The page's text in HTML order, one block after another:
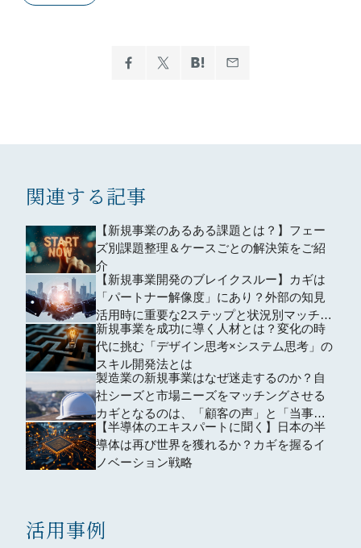
関連する記事
【新規事業のあるある課題とは？】フェー
ズ別課題整理＆ケースごとの解決策をご紹
介
【新規事業開発のブレイクスルー】カギは
「パートナー解像度」にあり？外部の知見
活用時に重要な2ステップと状況別マッチン
グ術
新規事業を成功に導く人材とは？変化の時
代に挑む「デザイン思考×システム思考」の
スキル開発法とは
製造業の新規事業はなぜ迷走するのか？自
社シーズと市場ニーズをマッチングさせる
カギとなるのは、「顧客の声」と「当事者
意識」
【半導体のエキスパートに聞く】日本の半
導体は再び世界を獲れるか？カギを握るイ
ノベーション戦略
活用事例